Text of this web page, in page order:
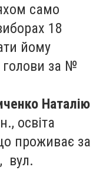
само
18
йому
голови за №
Наталію
освіта
проживає за
вул.